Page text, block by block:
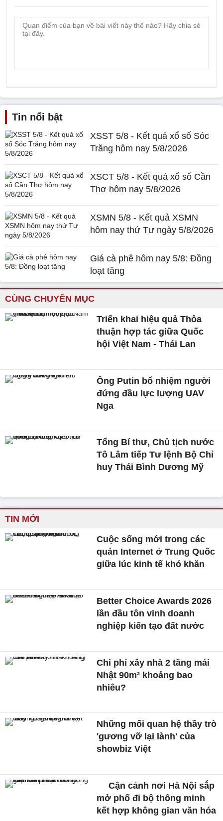
Tin nổi bật
XSST 5/8 - Kết quả xổ số Sóc
Trăng hôm nay 5/8/2026
XSCT 5/8 - Kết quả xổ số Cần
Thơ hôm nay 5/8/2026
XSMN 5/8 - Kết quả XSMN
hôm nay thứ Tư ngày 5/8/2026
Giá cà phê hôm nay 5/8: Đồng
loạt tăng
CÙNG CHUYÊN MỤC
Triển khai hiệu quả Thỏa
thuận hợp tác giữa Quốc
hội Việt Nam - Thái Lan
Ông Putin bổ nhiệm người
đứng đầu lực lượng UAV
Nga
Tổng Bí thư, Chủ tịch nước
Tô Lâm tiếp Tư lệnh Bộ Chỉ
huy Thái Bình Dương Mỹ
TIN MỚI
Cuộc sống mới trong các
quán Internet ở Trung Quốc
giữa lúc kinh tế khó khăn
Better Choice Awards 2026
lần đầu tôn vinh doanh
nghiệp kiến tạo đất nước
Chi phí xây nhà 2 tầng mái
Nhật 90m² khoảng bao
nhiêu?
Những mối quan hệ thầy trò
'gương vỡ lại lành' của
showbiz Việt
Cận cảnh nơi Hà Nội sắp
mở phố đi bộ thông minh
kết hợp không gian văn hóa